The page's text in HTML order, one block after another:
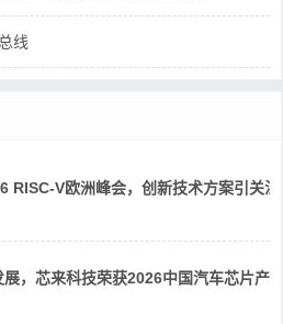
线
RISC-V欧洲峰会，创新技术方案引关注
，芯来科技荣获2026中国汽车芯片产